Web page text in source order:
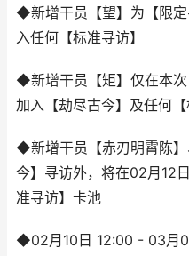
◆新增干员【望】为【限定
入任何【标准寻访】
◆新增干员【矩】仅在本
加入【劫尽古今】及任何【
◆新增干员【赤刃明霄陈
今】寻访外，将在02月12
准寻访】卡池
◆02月10日 12:00 - 03月